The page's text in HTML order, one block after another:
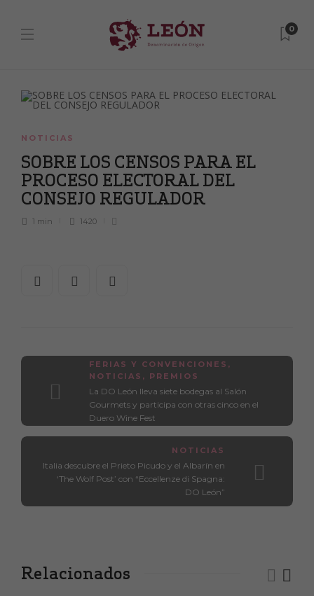
0
NOTICIAS
SOBRE LOS CENSOS PARA EL
PROCESO ELECTORAL DEL
CONSEJO REGULADOR
1 min 1420
FERIAS Y CONVENCIONES ,
NOTICIAS , PREMIOS
La DO León lleva siete bodegas al Salón
Gourmets y participa con otras cinco en el
Duero Wine Fest
NOTICIAS
Italia descubre el Prieto Picudo y el Albarín en
‘The Wolf Post’ con “Eccellenze di Spagna:
DO León”
Relacionados